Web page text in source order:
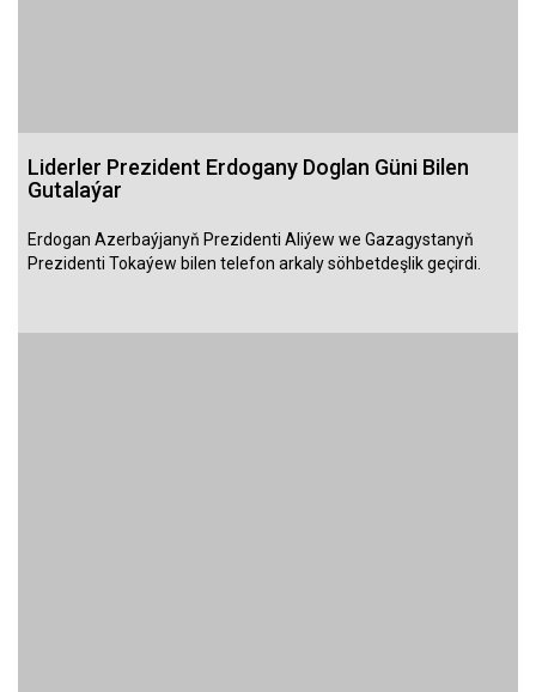
Liderler Prezident Erdogany Doglan Güni Bilen
Gutalaýar
Erdogan Azerbaýjanyň Prezidenti Aliýew we Gazagystanyň
Prezidenti Tokaýew bilen telefon arkaly söhbetdeşlik geçirdi.